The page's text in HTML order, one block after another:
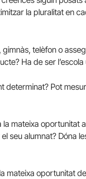
la pluralitat en
telèfon o
Ha de ser
determinat? Pot
la mateixa oportunitat
seu alumnat? Dóna
mateixa oportunitat